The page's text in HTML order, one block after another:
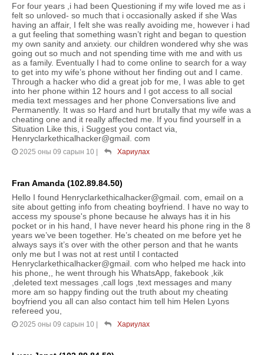
For four years ,i had been Questioning if my wife loved me as i
felt so unloved- so much that i occasionally asked if she Was
having an affair, I felt she was really avoiding me, however i had
a gut feeling that something wasn’t right and began to question
my own sanity and anxiety. our children wondered why she was
going out so much and not spending time with me and with us
as a family. Eventually I had to come online to search for a way
to get into my wife’s phone without her finding out and I came.
Through a hacker who did a great job for me, I was able to get
into her phone within 12 hours and I got access to all social
media text messages and her phone Conversations live and
Permanently. It was so Hard and hurt brutally that my wife was a
cheating one and it really affected me. If you find yourself in a
Situation Like this, i Suggest you contact via,
Henryclarkethicalhacker@gmail. com
2025 оны 09 сарын 10 | Хариулах
Fran Amanda (102.89.84.50)
Hello I found Henryclarkethicalhacker@gmail. com, email on a
site about getting info from cheating boyfriend. I have no way to
access my spouse's phone because he always has it in his
pocket or in his hand, I have never heard his phone ring in the 8
years we’ve been together. He’s cheated on me before yet he
always says it’s over with the other person and that he wants
only me but I was not at rest until I contacted
Henryclarkethicalhacker@gmail. com who helped me hack into
his phone,, he went through his WhatsApp, fakebook ,kik
,deleted text messages ,call logs ,text messages and many
more am so happy finding out the truth about my cheating
boyfriend you all can also contact him tell him Helen Lyons
refereed you,
2025 оны 09 сарын 10 | Хариулах